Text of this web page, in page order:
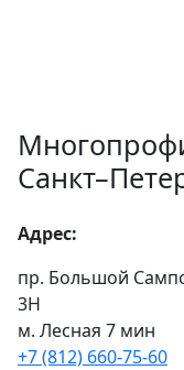
Адрес:
пр. Большой
3Н
м. Лесная 7 мин
+7 (812) 660-75-60